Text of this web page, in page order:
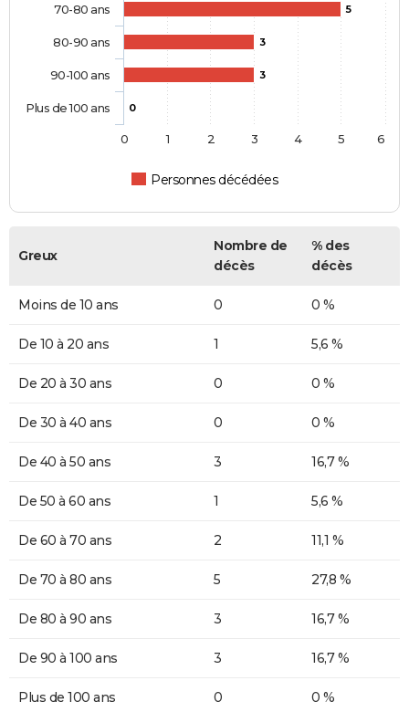
5
3
3
0
Personnes décédées
70-80 ans
80-90 ans
90-100 ans
Plus de 100 ans
0 1 2 3 4 5 6
Greux
Nombre de
décès
% des
décès
Moins de 10 ans 0 0 %
De 10 à 20 ans 1 5,6 %
De 20 à 30 ans 0 0 %
De 30 à 40 ans 0 0 %
De 40 à 50 ans 3 16,7 %
De 50 à 60 ans 1 5,6 %
De 60 à 70 ans 2 11,1 %
De 70 à 80 ans 5 27,8 %
De 80 à 90 ans 3 16,7 %
De 90 à 100 ans 3 16,7 %
Plus de 100 ans 0 0 %